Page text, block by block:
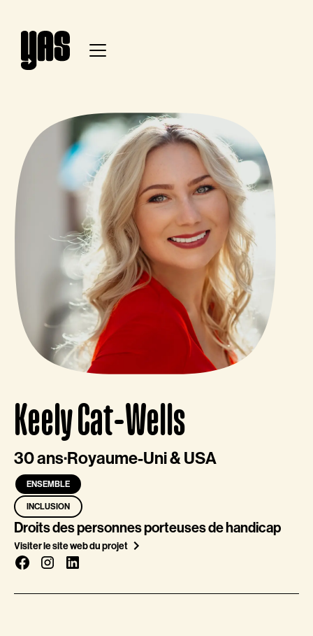
Keely Cat-Wells
30 ans·Royaume-Uni & USA
ENSEMBLE
INCLUSION
Droits des personnes porteuses de handicap
Visiter le site web du projet